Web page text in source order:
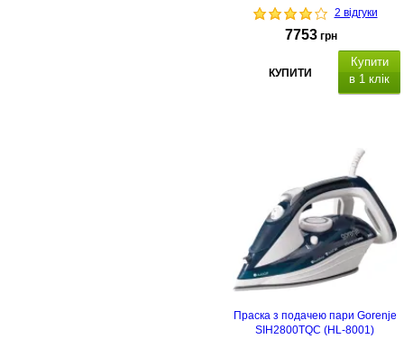
2 відгуки
7753 грн
КУПИТИ
Купити
в 1 клік
Праска з подачею пари Gorenje
SIH2800TQC (HL-8001)